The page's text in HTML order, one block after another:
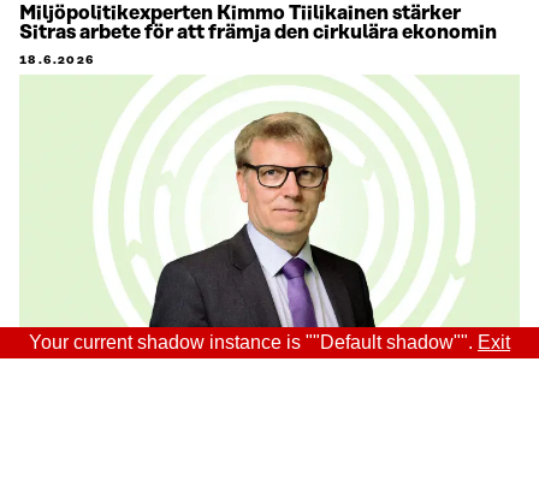
Miljöpolitikexperten Kimmo Tiilikainen stärker
Sitras arbete för att främja den cirkulära ekonomin
18.6.2026
Your current shadow instance is ""Default shadow"". Exit